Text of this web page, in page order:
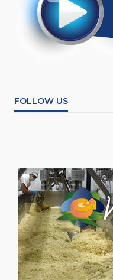
FOLLOW US